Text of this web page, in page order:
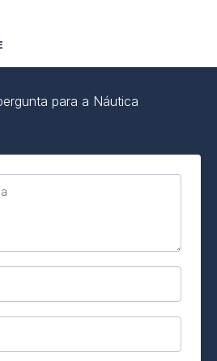
para a Náutica